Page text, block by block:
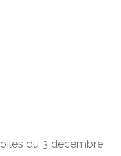
du 3 décembre